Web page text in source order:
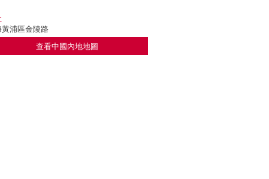
浦區金陵路
查看中國內地地圖